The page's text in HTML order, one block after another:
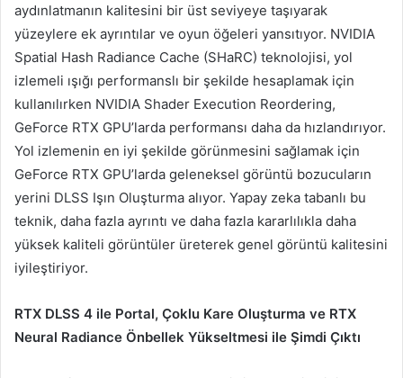
aydınlatmanın kalitesini bir üst seviyeye taşıyarak
yüzeylere ek ayrıntılar ve oyun öğeleri yansıtıyor. NVIDIA
Spatial Hash Radiance Cache (SHaRC) teknolojisi, yol
izlemeli ışığı performanslı bir şekilde hesaplamak için
kullanılırken NVIDIA Shader Execution Reordering,
GeForce RTX GPU’larda performansı daha da hızlandırıyor.
Yol izlemenin en iyi şekilde görünmesini sağlamak için
GeForce RTX GPU’larda geleneksel görüntü bozucuların
yerini DLSS Işın Oluşturma alıyor. Yapay zeka tabanlı bu
teknik, daha fazla ayrıntı ve daha fazla kararlılıkla daha
yüksek kaliteli görüntüler üreterek genel görüntü kalitesini
iyileştiriyor.
RTX DLSS 4 ile Portal, Çoklu Kare Oluşturma ve RTX
Neural Radiance Önbellek Yükseltmesi ile Şimdi Çıktı